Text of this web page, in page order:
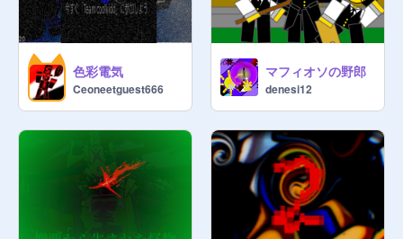
色彩電気
Ceoneetguest666
マフィオソの野郎
denesi12